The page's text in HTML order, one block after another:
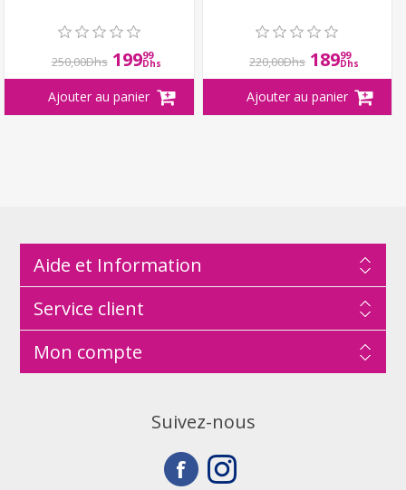
250,00Dhs 19999
Dhs 220,00Dhs 18999
Dhs
Aide et Information
Service client
Mon compte
Suivez-nous